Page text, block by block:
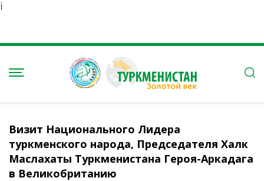
Ï
Визит Национального Лидера
туркменского народа, Председателя Халк
Маслахаты Туркменистана Героя-Аркадага
в Великобританию